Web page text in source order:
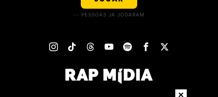
-- PESSOAS JÁ JOGARAM